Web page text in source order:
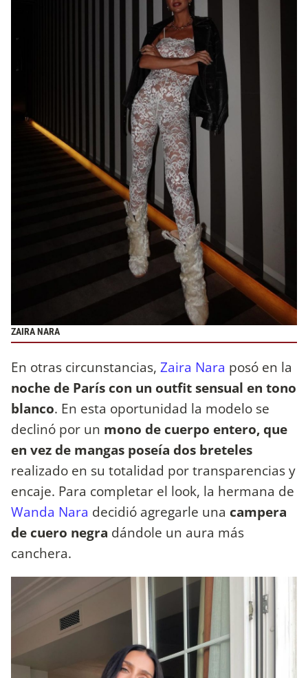
ZAIRA NARA
En otras circunstancias, Zaira Nara posó en la
noche de París con un outfit sensual en tono
blanco. En esta oportunidad la modelo se
declinó por un mono de cuerpo entero, que
en vez de mangas poseía dos breteles
realizado en su totalidad por transparencias y
encaje. Para completar el look, la hermana de
Wanda Nara decidió agregarle una campera
de cuero negra dándole un aura más
canchera.